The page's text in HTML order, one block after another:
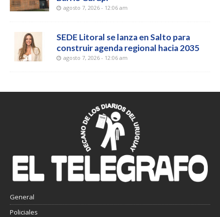
agosto 7, 2026 - 12:06 am
SEDE Litoral se lanza en Salto para
construir agenda regional hacia 2035
agosto 7, 2026 - 12:06 am
General
Policiales